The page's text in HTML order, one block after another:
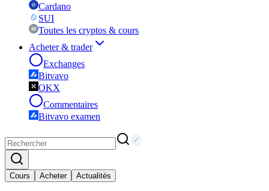
Cardano
SUI
Toutes les cryptos & cours
Acheter & trader
Exchanges
Bitvavo
OKX
Commentaires
Bitvavo examen
Cours Acheter Actualités